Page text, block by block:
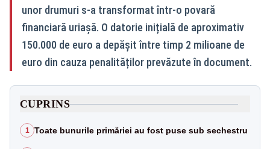
unor drumuri s-a transformat într-o povară
financiară uriașă. O datorie inițială de aproximativ
150.000 de euro a depășit între timp 2 milioane de
euro din cauza penalităților prevăzute în document.
CUPRINS
1 Toate bunurile primăriei au fost puse sub sechestru